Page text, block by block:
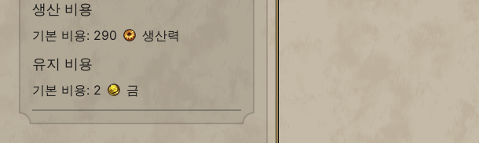
생산 비용
기본 비용: 290 생산력
유지 비용
기본 비용: 2 금